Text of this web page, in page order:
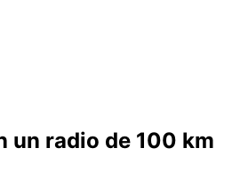
un radio de 100 km